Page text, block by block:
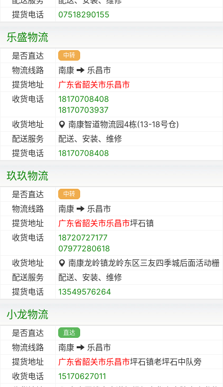
提货电话
07518290155
乐盛物流
是否直达 中转
物流线路 南康
乐昌市
提货地址
广东省韶关市乐昌市
收货电话
18170708408
18170703937
收货地址
南康智道物流园4栋(13-18号仓)
配送服务
配送、安装、维修
提货电话
18170708408
玖玖物流
是否直达 中转
物流线路 南康
乐昌市
提货地址
广东省韶关市乐昌市坪石镇
收货电话
18720727177
07977280618
收货地址
南康龙岭镇龙岭东区三友四季城后面活动栅
配送服务
配送、安装、维修
提货电话
13549576264
小龙物流
是否直达 直达
物流线路 南康
乐昌市
提货地址
广东省韶关市乐昌市坪石镇老坪石中队旁
收货电话
15170627011